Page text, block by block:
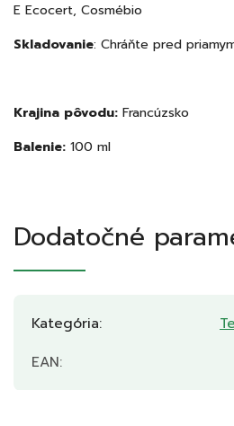
E Ecocert, Cosmébio
Skladovanie: Chráňte pred
Krajina pôvodu: Francúzsko
Balenie: 100 ml
Dodatočné
Kategória:
EAN: